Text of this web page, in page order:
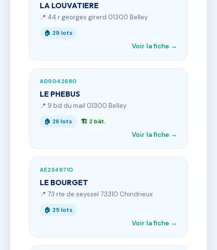
LA LOUVATIERE
📍 44 r georges girerd 01300 Belley
🏠 29 lots
Voir la fiche →
AD9042680
LE PHEBUS
📍 9 bd du mail 01300 Belley
🏠 28 lots 🏗 2 bât.
Voir la fiche →
AE2349710
LE BOURGET
📍 73 rte de seyssel 73310 Chindrieux
🏠 25 lots
Voir la fiche →